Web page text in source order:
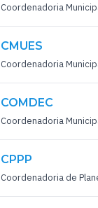
Coordenadoria
CMUES
Coordenadoria
COMDEC
Coordenadoria
CPPP
Coordenadoria de